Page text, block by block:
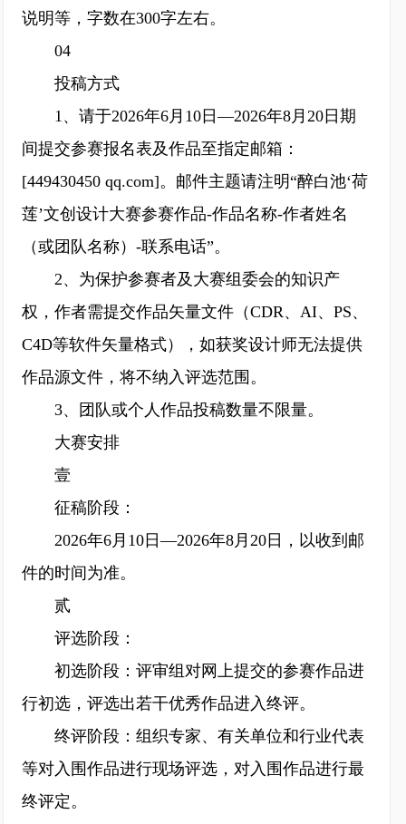
说明等，字数在300字左右。
04
投稿方式
1、请于2026年6月10日—2026年8月20日期
间提交参赛报名表及作品至指定邮箱：
[449430450 qq.com]。邮件主题请注明“醉白池‘荷
莲’文创设计大赛参赛作品-作品名称-作者姓名
（或团队名称）-联系电话”。
2、为保护参赛者及大赛组委会的知识产
权，作者需提交作品矢量文件（CDR、AI、PS、
C4D等软件矢量格式），如获奖设计师无法提供
作品源文件，将不纳入评选范围。
3、团队或个人作品投稿数量不限量。
大赛安排
壹
征稿阶段：
2026年6月10日—2026年8月20日，以收到邮
件的时间为准。
贰
评选阶段：
初选阶段：评审组对网上提交的参赛作品进
行初选，评选出若干优秀作品进入终评。
终评阶段：组织专家、有关单位和行业代表
等对入围作品进行现场评选，对入围作品进行最
终评定。